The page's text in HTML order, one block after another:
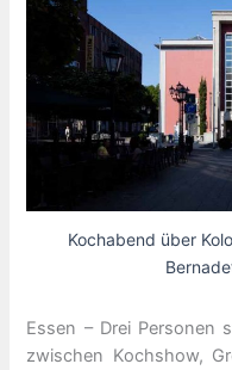
Kochabend über
Essen – Drei Personen
zwischen Kochshow,